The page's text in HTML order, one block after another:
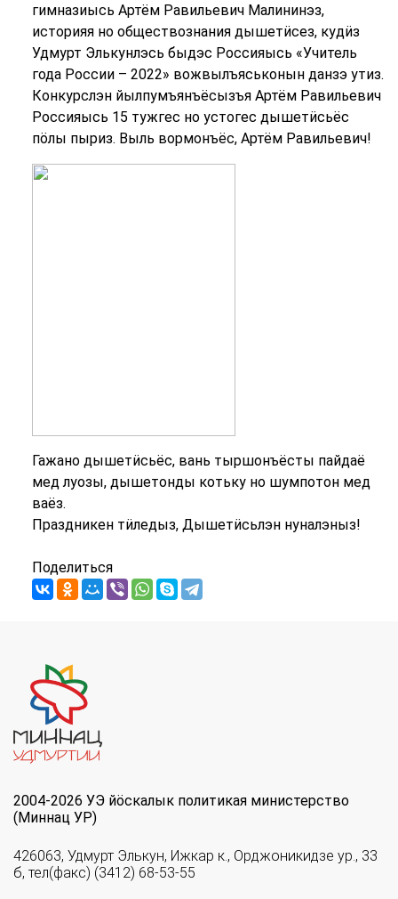
гимназиысь Артём Равильевич Малининэз,
историяя но обществознания дышетӥсез, кудӥз
Удмурт Элькунлэсь быдэс Россияысь «Учитель
года России – 2022» вожвылъяськонын данзэ утиз.
Конкурслэн йылпумъянъёсызъя Артём Равильевич
Россияысь 15 тужгес но устогес дышетӥсьёс
пӧлы пыриз. Выль вормонъёс, Артём Равильевич!
Гажано дышетӥсьёс, вань тыршонъёсты пайдаё
мед луозы, дышетонды котьку но шумпотон мед
ваёз.
Праздникен тӥледыз, Дышетӥсьлэн нуналэныз!
Поделиться
2004-2026 УЭ йöскалык политикая министерство
(Миннац УР)
426063, Удмурт Элькун, Ижкар к., Орджоникидзе ур., 33
б, тел(факс) (3412) 68-53-55